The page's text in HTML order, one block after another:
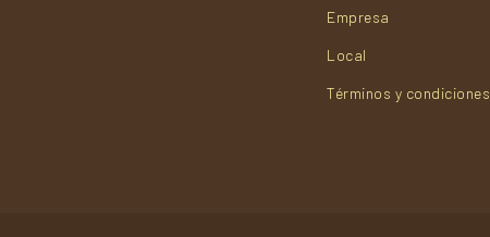
Empresa
Local
Términos y condiciones